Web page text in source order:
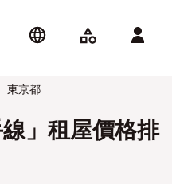
東京都
線」租屋價格排